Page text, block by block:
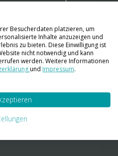
Besucherdaten platzieren, um
Inhalte anzuzeigen und
zu bieten. Diese Einwilligung ist
nicht notwendig und kann
werden. Weitere Informationen
und Impressum.